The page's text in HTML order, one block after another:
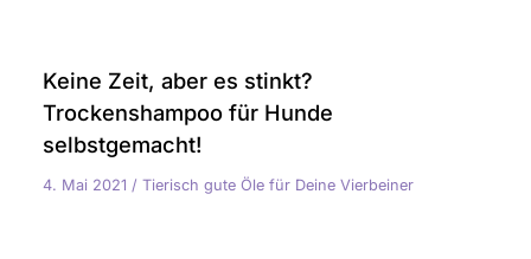
Keine Zeit, aber es stinkt?
Trockenshampoo für Hunde
selbstgemacht!
4. Mai 2021 /Tierisch gute Öle für Deine Vierbeiner